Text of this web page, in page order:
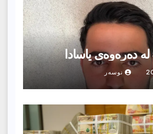
دەرەوەی یاسادا
نوسەر